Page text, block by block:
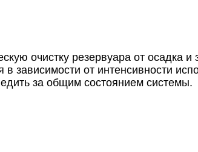
очистку резервуара от
зависимости от интенсивности
за общим состоянием системы.